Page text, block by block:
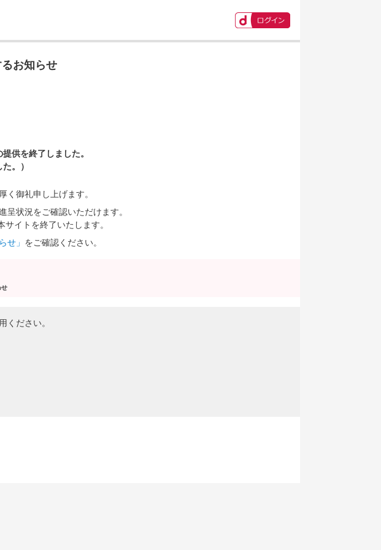
お知らせ
供を終了しました。
。）
く御礼申し上げます。
呈状況をご確認いただけます。
イトを終了いたします。
せ」 をご確認ください。
せ
ください。